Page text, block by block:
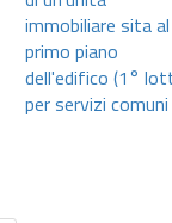
immobiliare sita al
primo piano
dell'edifico (1°
per servizi comuni